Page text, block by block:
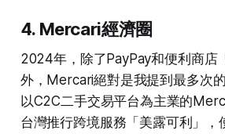
4. Mercari經濟圈
2024年，除了PayPay和便利商店
外，Mercari絕對是我提到最多次的
以C2C二手交易平台為主業的
台灣推行跨境服務「美露可利」，